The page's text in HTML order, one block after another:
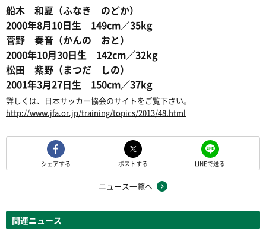
船木 和夏（ふなき のどか）
2000年8月10日生 149cm／35kg
菅野 奏音（かんの おと）
2000年10月30日生 142cm／32kg
松田 紫野（まつだ しの）
2001年3月27日生 150cm／37kg
詳しくは、日本サッカー協会のサイトをご覧下さい。
http://www.jfa.or.jp/training/topics/2013/48.html
シェアする ポストする LINEで送る
ニュース一覧へ
関連ニュース